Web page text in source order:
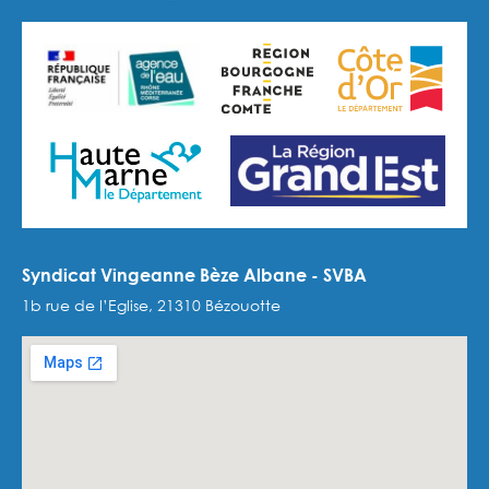
Syndicat Vingeanne Bèze Albane - SVBA
1b rue de l’Eglise, 21310 Bézouotte